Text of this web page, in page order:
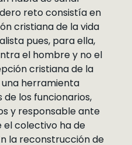
reto consistía en
cristiana de la vida
pues, para ella,
el hombre y no el
cristiana de la
una herramienta
los funcionarios,
y responsable ante
el colectivo ha de
la reconstrucción de